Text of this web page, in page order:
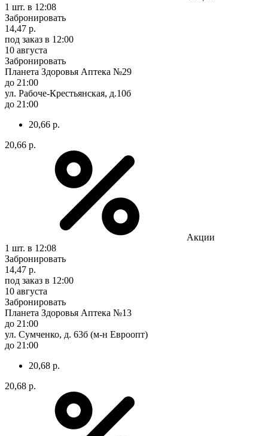
1 шт. в 12:08
Забронировать
14,47 р.
под заказ в 12:00
10 августа
Забронировать
Планета Здоровья Аптека №29
до 21:00
ул. Рабоче-Крестьянская, д.10б
до 21:00
20,66 р.
20,66 р.
Акции
1 шт. в 12:08
Забронировать
14,47 р.
под заказ в 12:00
10 августа
Забронировать
Планета Здоровья Аптека №13
до 21:00
ул. Сумченко, д. 63б (м-н Евроопт)
до 21:00
20,68 р.
20,68 р.